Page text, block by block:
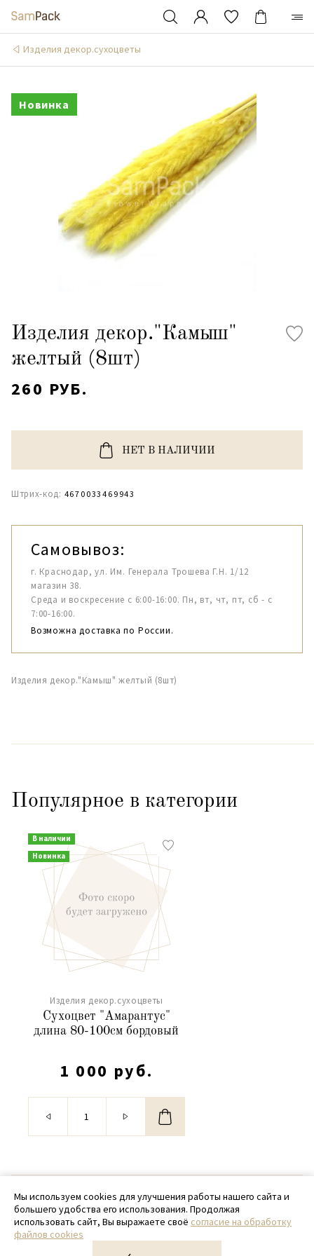
Изделия декор.сухоцветы
Новинка
Изделия декор."Камыш"
желтый (8шт)
260 РУБ.
НЕТ В НАЛИЧИИ
Штрих-код: 4670033469943
Самовывоз:
г. Краснодар, ул. Им. Генерала Трошева Г.Н. 1/12
магазин 38.
Среда и воскресение с 6:00-16:00. Пн, вт, чт, пт, сб - с
7:00-16:00.
Возможна доставка по России.
Изделия декор."Камыш" желтый (8шт)
Популярное в категории
В наличии
Новинка
Изделия декор.сухоцветы
Сухоцвет "Амарантус"
длина 80-100см бордовый
1 000 руб.
© 2020 - 2026 SamPack
+ 7 (918) 699-97-87
zakaz@sampack.store
Мы используем cookies для улучшения работы нашего сайта и
большего удобства его использования. Продолжая
использовать сайт, Вы выражаете своё согласие на обработку
файлов cookies